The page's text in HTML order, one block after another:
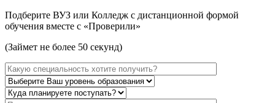
Подберите ВУЗ или Колледж с дистанционной формой
обучения вместе с «Проверили»
(Займет не более 50 секунд)